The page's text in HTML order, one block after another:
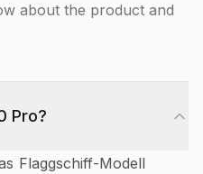
about the product and
Pro?
Flaggschiff-Modell